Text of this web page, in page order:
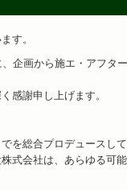
す。
企画から施エ・アフタ
感謝申し上げます。
を総合プロデュースし
式会社は、あらゆる可